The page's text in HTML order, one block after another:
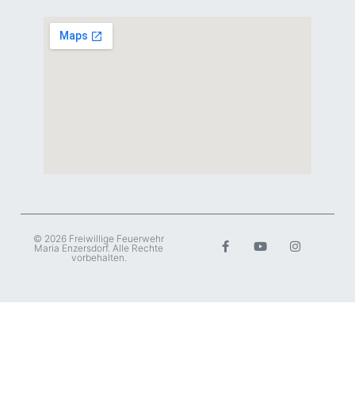
© 2026 Freiwillige Feuerwehr
Maria Enzersdorf. Alle Rechte
vorbehalten.